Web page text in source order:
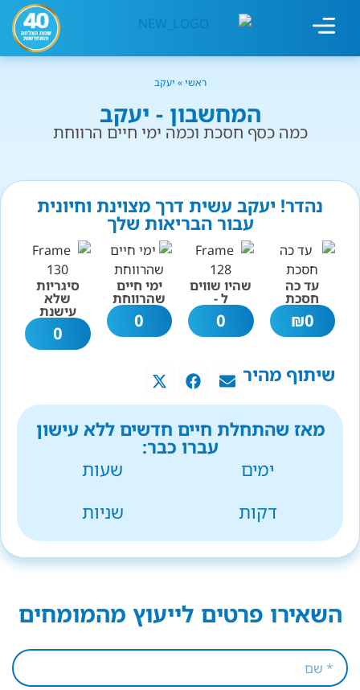
ראשי» יעקב
המחשבון - יעקב
כמה כסף חסכת וכמה ימי חיים הרווחת
נהדר! יעקב עשית דרך מצוינת וחיונית
עבור הבריאות שלך
עד כה
חסכת
0
₪
שהיו שווים
ל -
0
ימי חיים
שהרווחת
0
סיגריות
שלא
עישנת
0
שיתוף מהיר
מאז שהתחלת חיים חדשים ללא עישון
עברו כבר:
ימים
שעות
דקות
שניות
השאירו פרטים לייעוץ מהמומחים